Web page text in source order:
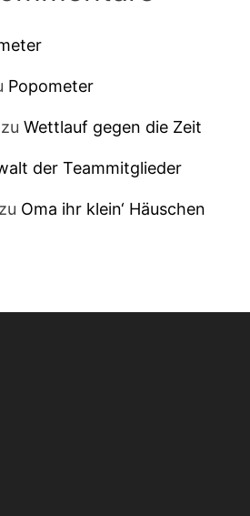
Popometer
zuWettlauf gegen die Zeit
der Teammitglieder
zu Oma ihr klein‘ Häuschen